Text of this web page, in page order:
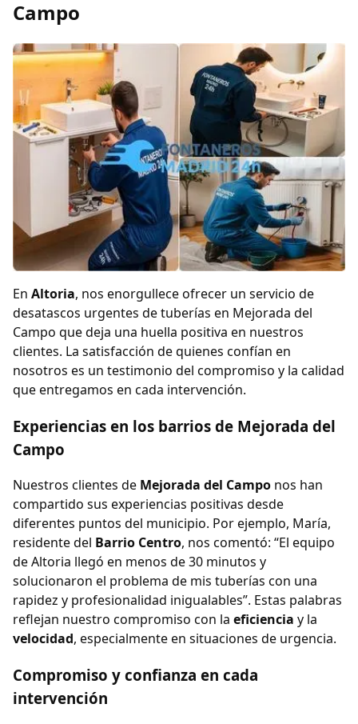
Campo
En Altoria, nos enorgullece ofrecer un servicio de
desatascos urgentes de tuberías en Mejorada del
Campo que deja una huella positiva en nuestros
clientes. La satisfacción de quienes confían en
nosotros es un testimonio del compromiso y la calidad
que entregamos en cada intervención.
Experiencias en los barrios de Mejorada del
Campo
Nuestros clientes de Mejorada del Campo nos han
compartido sus experiencias positivas desde
diferentes puntos del municipio. Por ejemplo, María,
residente del Barrio Centro, nos comentó: “El equipo
de Altoria llegó en menos de 30 minutos y
solucionaron el problema de mis tuberías con una
rapidez y profesionalidad inigualables”. Estas palabras
reflejan nuestro compromiso con la eficiencia y la
velocidad, especialmente en situaciones de urgencia.
Compromiso y confianza en cada
intervención